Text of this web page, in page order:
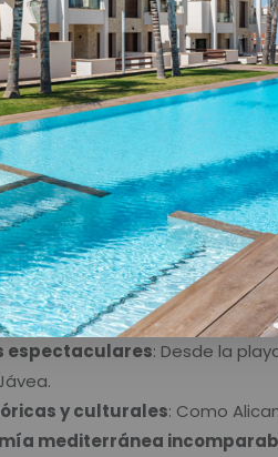
regional
: El término también
como la Costa Brava o la
nombre
Blanca” no solo ayudó a
como un destino turístico
oferta de experiencias:
espectaculares: Desde la
y culturales: Como
mediterránea